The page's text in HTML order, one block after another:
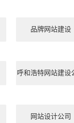
品牌网站建设
呼和浩特网站建设
网站设计公司